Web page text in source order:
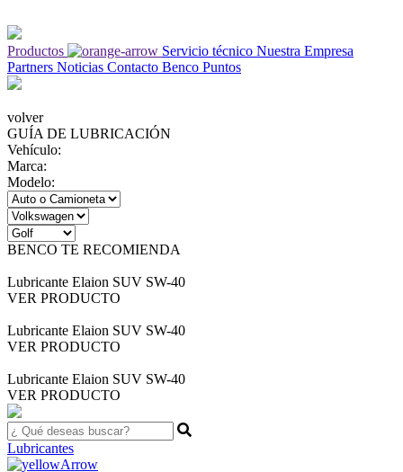
Productos Servicio técnico Nuestra Empresa
Partners Noticias Contacto Benco Puntos
volver
GUÍA DE LUBRICACIÓN
Vehículo:
Marca:
Modelo:
BENCO TE RECOMIENDA
Lubricante Elaion SUV SW-40
VER PRODUCTO
Lubricante Elaion SUV SW-40
VER PRODUCTO
Lubricante Elaion SUV SW-40
VER PRODUCTO
Lubricantes